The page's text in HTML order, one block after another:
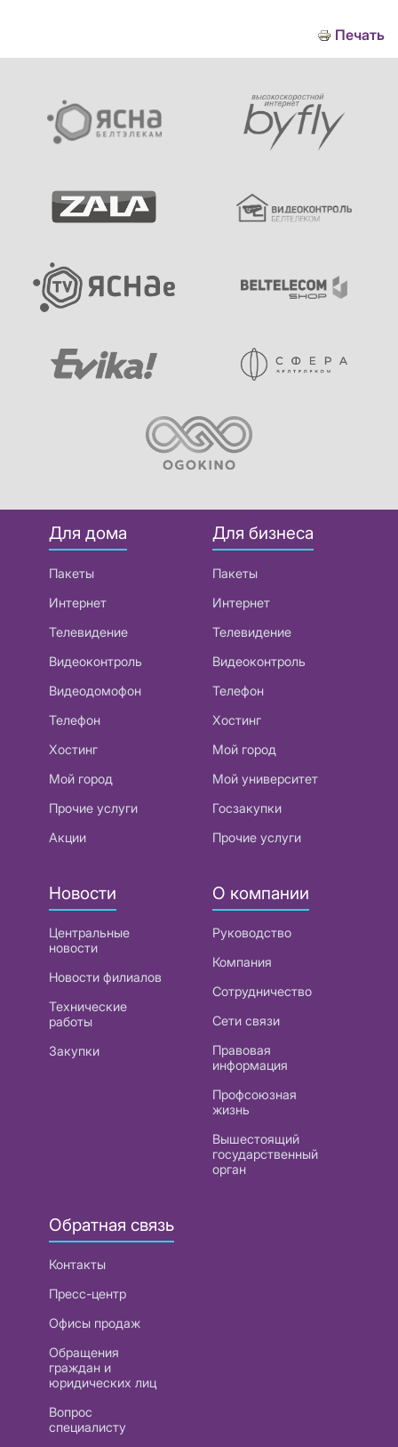
Печать
Для дома
Пакеты
Интернет
Телевидение
Видеоконтроль
Видеодомофон
Телефон
Хостинг
Мой город
Прочие услуги
Акции
Для бизнеса
Пакеты
Интернет
Телевидение
Видеоконтроль
Телефон
Хостинг
Мой город
Мой университет
Госзакупки
Прочие услуги
Новости
Центральные
новости
Новости филиалов
Технические
работы
Закупки
О компании
Руководство
Компания
Сотрудничество
Сети связи
Правовая
информация
Профсоюзная
жизнь
Вышестоящий
государственный
орган
Обратная связь
Контакты
Пресс-центр
Офисы продаж
Обращения
граждан и
юридических лиц
Вопрос
специалисту